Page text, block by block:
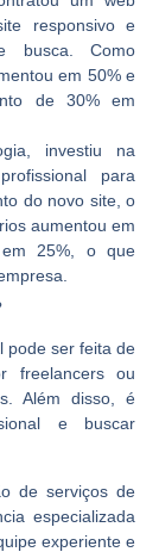
responsivo e
busca. Como
em 50% e
de 30% em
investiu na
para
do novo site, o
aumentou em
25%, o que
pode ser feita de
freelancers ou
Além disso, é
e buscar
de serviços de
especializada
experiente e